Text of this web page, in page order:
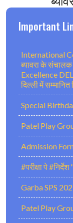
Important
International
ब्यावरा के
Excellence
दिल्ली में सम्मानित
Special
Patel Play
Admission
#परीक्षा पे
Garba SPS
Patel Play